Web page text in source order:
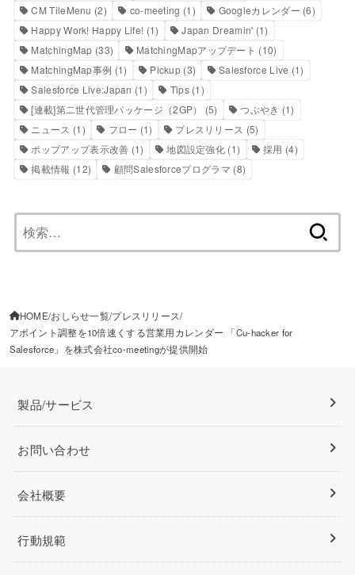
CM TileMenu (2) co-meeting (1) Googleカレンダー (6)
Happy Work! Happy Life! (1) Japan Dreamin' (1)
MatchingMap (33) MatchingMapアップデート (10)
MatchingMap事例 (1) Pickup (3) Salesforce Live (1)
Salesforce Live:Japan (1) Tips(1)
[連載]第二世代管理パッケージ（2GP）
(5) つぶやき (1)
ニュース (1) フロー (1) プレスリリース (5)
ポップアップ表示改善 (1) 地図設定強化 (1) 採用 (4)
掲載情報 (12) 顧問Salesforceプログラマ (8)
索:
HOME おしらせ一覧 プレスリリース
アポイント調整を10倍速くする営業用カレンダー 「Cu-hacker for
Salesforce」を株式会社co-meetingが提供開始
製品/サービス
お問い合わせ
会社概要
行動規範